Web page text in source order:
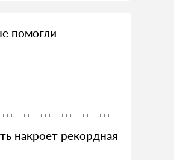
помогли
накроет рекордная